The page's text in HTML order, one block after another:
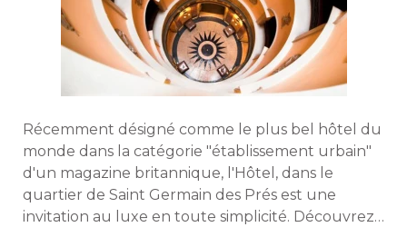
Récemment désigné comme le plus bel hôtel du
monde dans la catégorie "établissement urbain"
d'un magazine britannique, l'Hôtel, dans le
quartier de Saint Germain des Prés est une
invitation au luxe en toute simplicité. Découvrez